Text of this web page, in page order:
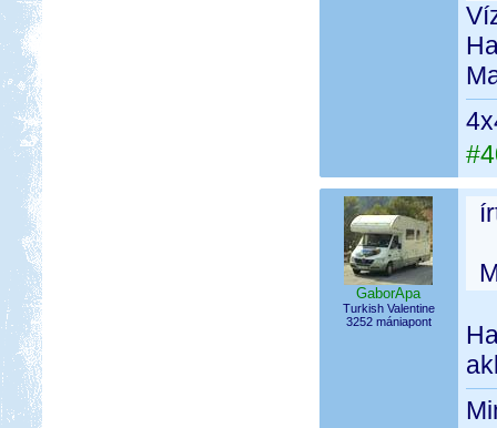
GaborApa
Turkish Valentine
3252 mániapont